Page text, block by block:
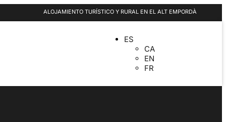
ALOJAMIENTO TURÍSTICO Y RURAL EN EL ALT EMPORDÀ
ES
CA
EN
FR